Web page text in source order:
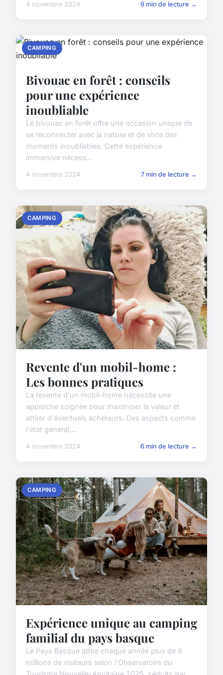
4 novembre 2024 9 min de lecture →
CAMPING
Bivouac en forêt : conseils
pour une expérience
inoubliable
Le bivouac en forêt offre une occasion unique de
se reconnecter avec la nature et de vivre des
moments inoubliables. Cette expérience
immersive nécess...
4 novembre 2024 7 min de lecture →
CAMPING
Revente d'un mobil-home :
Les bonnes pratiques
La revente d'un mobil-home nécessite une
approche soignée pour maximiser la valeur et
attirer d'éventuels acheteurs. Des aspects comme
l'état général,...
4 novembre 2024 6 min de lecture →
CAMPING
Expérience unique au camping
familial du pays basque
Le Pays Basque attire chaque année plus de 6
millions de visiteurs selon l'Observatoire du